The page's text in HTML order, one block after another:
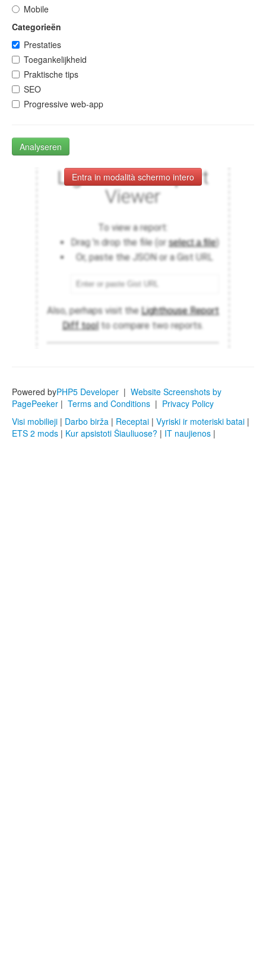
Mobile
Categorieën
Prestaties
Toegankelijkheid
Praktische tips
SEO
Progressive web-app
Analyseren
Entra in modalità schermo intero
Powered byPHP5 Developer | Website Screenshots by
PagePeeker | Terms and Conditions | Privacy Policy
Visi mobilieji | Darbo birža | Receptai | Vyriski ir moteriski batai |
ETS 2 mods | Kur apsistoti Šiauliuose? | IT naujienos |